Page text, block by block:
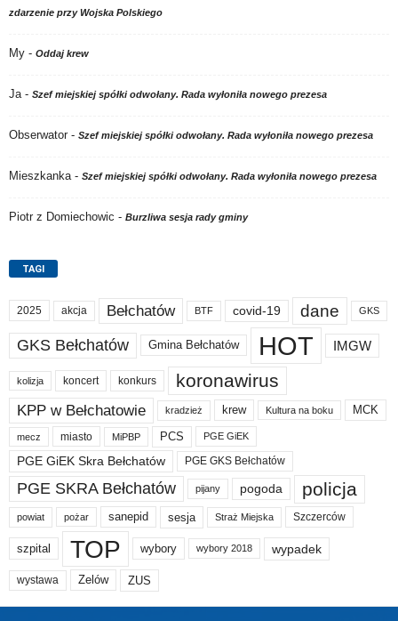
zdarzenie przy Wojska Polskiego
My - Oddaj krew
Ja - Szef miejskiej spółki odwołany. Rada wyłoniła nowego prezesa
Obserwator - Szef miejskiej spółki odwołany. Rada wyłoniła nowego prezesa
Mieszkanka - Szef miejskiej spółki odwołany. Rada wyłoniła nowego prezesa
Piotr z Domiechowic - Burzliwa sesja rady gminy
TAGI
2025 akcja Bełchatów BTF covid-19 dane GKS
GKS Bełchatów Gmina Bełchatów HOT IMGW
kolizja koncert konkurs koronawirus
KPP w Bełchatowie kradzież krew Kultura na boku MCK
mecz miasto MiPBP PCS PGE GiEK
PGE GiEK Skra Bełchatów PGE GKS Bełchatów
PGE SKRA Bełchatów pijany pogoda policja
powiat pożar sanepid sesja Straż Miejska Szczerców
szpital TOP wybory wybory 2018 wypadek
wystawa Zelów ZUS